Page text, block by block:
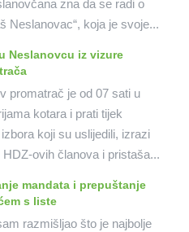
zna da se radi o
Neslanovac“, koja je svoje...
Neslanovcu iz vizure
promatrač je od 07 sati u
kotara i prati tijek
koji su uslijedili, izrazi
ovih članova i pristaša...
mandata i prepuštanje
s liste
razmišljao što je najbolje